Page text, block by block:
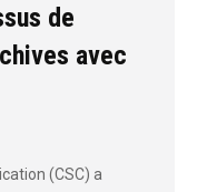
de
avec
(CSC) a